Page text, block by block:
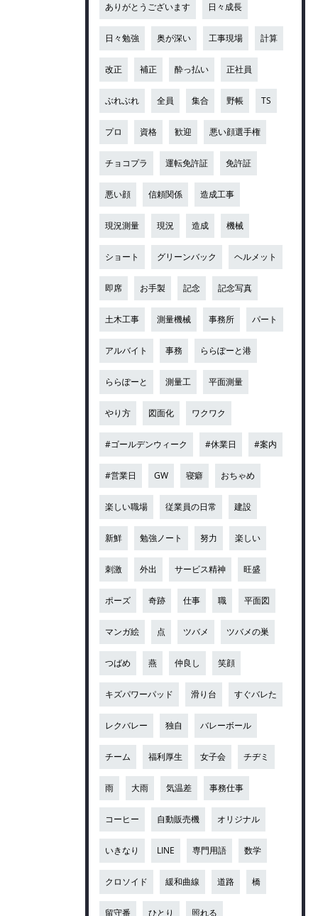
ありがとうございます 日々成長
日々勉強 奥が深い 工事現場 計算
改正 補正 酔っ払い 正社員
ぶれぶれ 全員 集合 野帳 TS
プロ 資格 歓迎 悪い顔選手権
チョコプラ 運転免許証 免許証
悪い顔 信頼関係 造成工事
現況測量 現況 造成 機械
ショート グリーンバック ヘルメット
即席 お手製 記念 記念写真
土木工事 測量機械 事務所 パート
アルバイト 事務 ららぽーと港
ららぽーと 測量工 平面測量
やり方 図面化 ワクワク
#ゴールデンウィーク #休業日 #案内
#営業日 GW 寝癖 おちゃめ
楽しい職場 従業員の日常 建設
新鮮 勉強ノート 努力 楽しい
刺激 外出 サービス精神 旺盛
ポーズ 奇跡 仕事 職 平面図
マンガ絵 点 ツバメ ツバメの巣
つばめ 燕 仲良し 笑顔
キズパワーパッド 滑り台 すぐバレた
レクバレー 独自 バレーボール
チーム 福利厚生 女子会 チヂミ
雨 大雨 気温差 事務仕事
コーヒー 自動販売機 オリジナル
いきなり LINE 専門用語 数学
クロソイド 緩和曲線 道路 橋
留守番 ひとり 照れる